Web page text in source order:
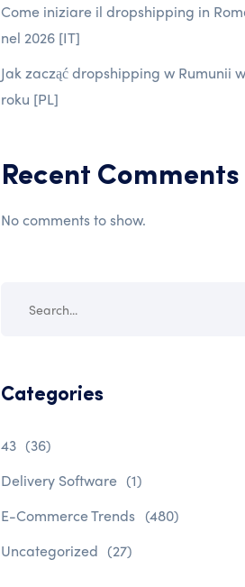
Come iniziare il dropshipping in
nel 2026 [IT]
Jak zacząć dropshipping w Rumunii
roku [PL]
Recent Comments
No comments to show.
Categories
43 (36)
Delivery Software (1)
E-Commerce Trends (480)
Uncategorized (27)